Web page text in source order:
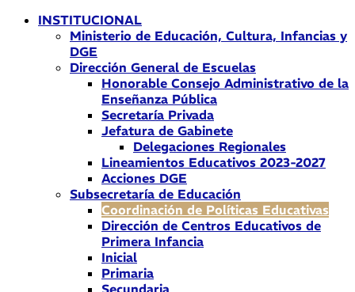
INSTITUCIONAL
Ministerio de Educación, Cultura, Infancias y
DGE
Dirección General de Escuelas
Honorable Consejo Administrativo de la
Enseñanza Pública
Secretaría Privada
Jefatura de Gabinete
Delegaciones Regionales
Lineamientos Educativos 2023-2027
Acciones DGE
Subsecretaría de Educación
Coordinación de Políticas Educativas
Dirección de Centros Educativos de
Primera Infancia
Inicial
Primaria
Secundaria